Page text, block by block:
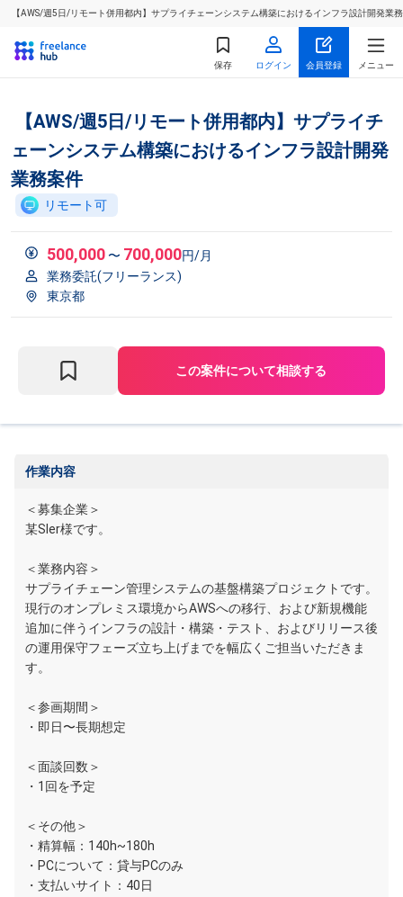
【AWS/週5日/リモート併用都内】サプライチェーンシステム構築におけるインフラ設計開発業
保存 ログイン 会員登録 メニュー
【AWS/週5日/リモート併用都内】サプライチ
ェーンシステム構築におけるインフラ設計開発
業務案件
リモート可
500,000 〜 700,000円/月
業務委託(フリーランス)
東京都
この案件について相談する
作業内容
＜募集企業＞
某SIer様です。
＜業務内容＞
サプライチェーン管理システムの基盤構築プロジェクトです。
現行のオンプレミス環境からAWSへの移行、および新規機能
追加に伴うインフラの設計・構築・テスト、およびリリース後
の運用保守フェーズ立ち上げまでを幅広くご担当いただきま
す。
＜参画期間＞
・即日〜長期想定
＜面談回数＞
・1回を予定
＜その他＞
・精算幅：140h~180h
・PCについて：貸与PCのみ
・支払いサイト：40日